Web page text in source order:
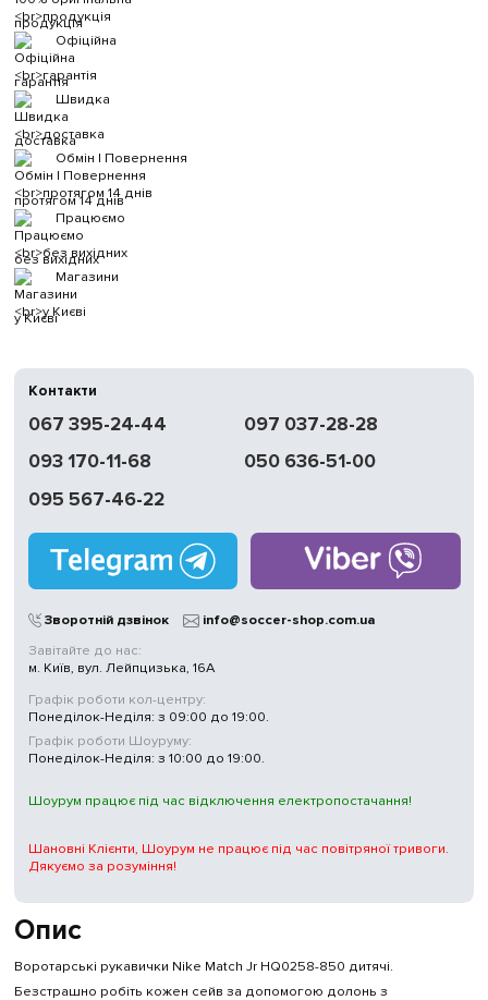
продукція
Офіційна
гарантія
Швидка
доставка
Обмін | Повернення
протягом 14 днів
Працюємо
без вихідних
Магазини
у Києві
Опис
Воротарські рукавички Nike Match Jr HQ0258-850 дитячі.
Безстрашно робіть кожен сейв за допомогою долонь з
Контакти
067 395-24-44
097 037-28-28
093 170-11-68
050 636-51-00
095 567-46-22
Зворотній дзвінок
info@soccer-shop.com.ua
Завітайте до нас:
м. Київ, вул. Лейпцизька, 16А
Графік роботи кол-центру:
Понеділок-Неділя: з 09:00 до 19:00.
Графік роботи Шоуруму:
Понеділок-Неділя: з 10:00 до 19:00.
Шоурум працює під час відключення електропостачання!
Шановні Клієнти, Шоурум не працює під час повітряної тривоги.
Дякуємо за розуміння!